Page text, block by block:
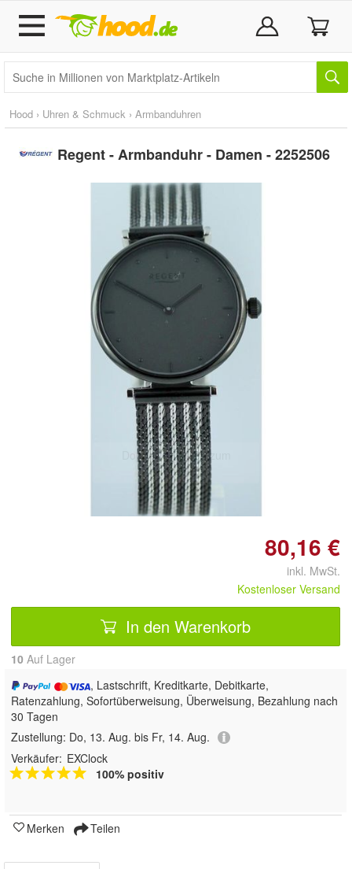
Hood › Uhren & Schmuck › Armbanduhren
Regent - Armbanduhr - Damen - 2252506
Doppelt antippen zum
vergrößern
80,16 €
inkl. MwSt.
Kostenloser Versand
In den Warenkorb
10 Auf Lager
, Lastschrift, Kreditkarte, Debitkarte,
Ratenzahlung, Sofortüberweisung, Überweisung, Bezahlung nach
30 Tagen
Zustellung: Do, 13. Aug. bis Fr, 14. Aug.
Verkäufer: EXClock
100% positiv
Merken Teilen